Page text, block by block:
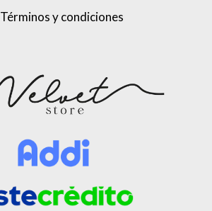
Términos y condiciones